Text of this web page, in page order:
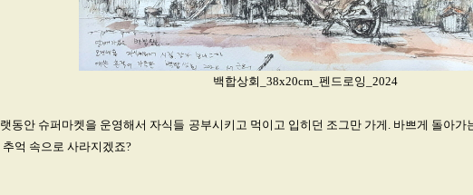
백합상회_38x20cm_펜드로잉_2024
동안 슈퍼마켓을 운영해서 자식들 공부시키고 먹이고 입히던 조그만 가게. 바쁘게 돌아가
추억 속으로 사라지겠죠?